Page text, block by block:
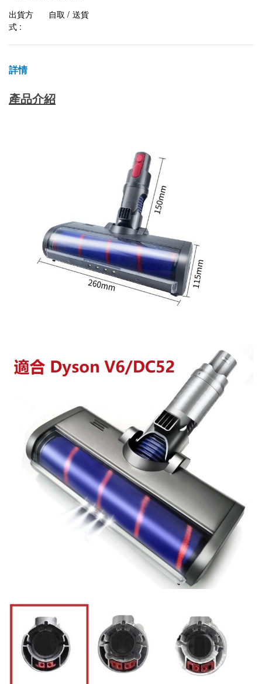
出貨方
式 :
自取 / 送貨
詳情
產品介紹